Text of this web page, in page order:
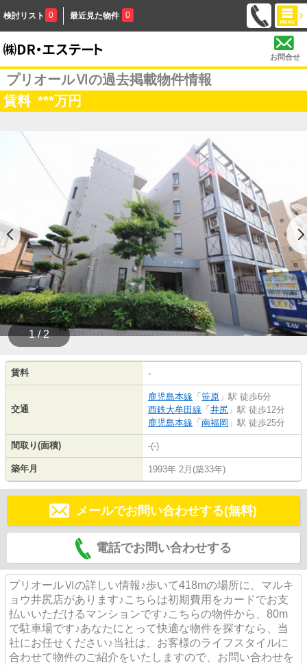
検討リスト 0 最近見た物件 0
お問合せ
プリオールⅥの過去掲載物件情報
賃料 ***万円
1 / 2
賃料 -
交通
鹿児島本線 「 笹原 」駅 徒歩6分
西鉄大牟田線 「 井尻 」駅 徒歩12分
鹿児島本線 「 南福岡 」駅 徒歩25分
間取り(面積) -(-)
築年月 1993年 2月(築33年)
メールでお問い合わせする(無料)
電話でお問い合わせする
プリオールⅥの詳しい情報♪歩いて418mの場所に、マルキ
ョウ井尻店があります♪こちらは初期費用をカードでお支
払いいただけるマンションです♪こちらの物件から、80m
で駐車場です♪あなたにとって快適な物件を探すなら、当
社にお任せください♪当社は、お客様のライフスタイルに
合わせて物件のご紹介をいたしますので、お問い合わせを